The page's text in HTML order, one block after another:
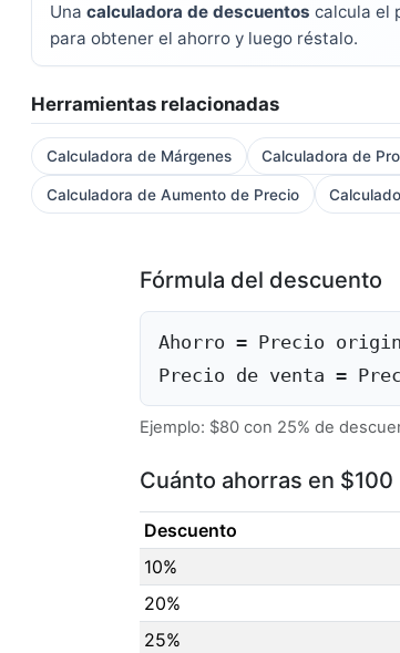
Una calculadora de descuentos calcula el
para obtener el ahorro y luego réstalo.
Herramientas relacionadas
Calculadora de Márgenes Calculadora de
Calculadora de Aumento de Precio
Fórmula del descuento
Ahorro = Precio
Precio de venta =
Ejemplo: $80 con 25% de
Cuánto ahorras en $100
Descuento
10%
20%
25%